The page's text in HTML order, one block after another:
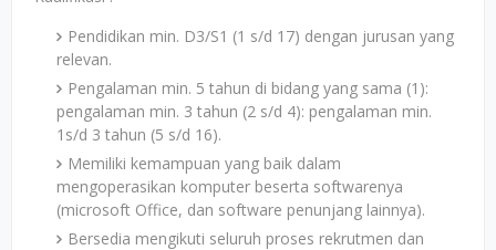
Pendidikan min. D3/S1 (1 s/d 17) dengan jurusan yang
relevan.
Pengalaman min. 5 tahun di bidang yang sama (1):
pengalaman min. 3 tahun (2 s/d 4): pengalaman min.
1s/d 3 tahun (5 s/d 16).
Memiliki kemampuan yang baik dalam
mengoperasikan komputer beserta softwarenya
(microsoft Office, dan software penunjang lainnya).
Bersedia mengikuti seluruh proses rekrutmen dan